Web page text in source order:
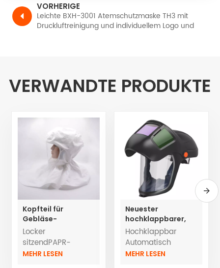
VORHERIGE
Leichte BXH-3001 Atemschutzmaske TH3 mit
Druckluftreinigung und individuellem Logo und
VERWANDTE PRODUKTE
Kopfteil für
Gebläse-
Atemschutzgeräte
TH3 mit Schlauch
Locker
sitzendPAPR-
Hauben Primair
MEHR LESEN
Neuester
hochklappbarer,
automatisch
abdunkelnder Helm
Atemschutzgeräte
Hochklappbar
Automatisch
abdunkelnder
MEHR LESEN